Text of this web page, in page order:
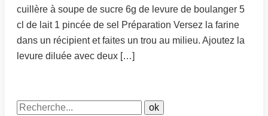
cuillère à soupe de sucre 6g de levure de boulanger 5
cl de lait 1 pincée de sel Préparation Versez la farine
dans un récipient et faites un trou au milieu. Ajoutez la
levure diluée avec deux […]